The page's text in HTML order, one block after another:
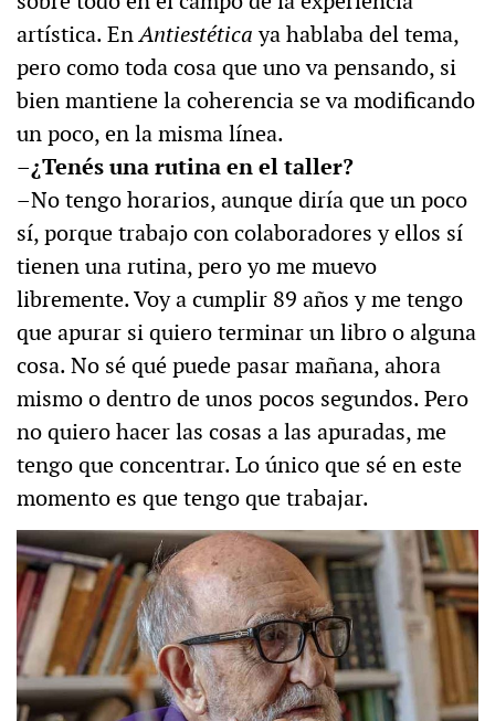
artística. EnAntiestéticaya hablaba del tema,
pero como toda cosa que uno va pensando, si
bien mantiene la coherencia se va modificando
un poco, en la misma línea.
–¿Tenés una rutina en el taller?
–No tengo horarios, aunque diría que un poco
sí, porque trabajo con colaboradores y ellos sí
tienen una rutina, pero yo me muevo
libremente. Voy a cumplir 89 años y me tengo
que apurar si quiero terminar un libro o alguna
cosa. No sé qué puede pasar mañana, ahora
mismo o dentro de unos pocos segundos. Pero
no quiero hacer las cosas a las apuradas, me
tengo que concentrar. Lo único que sé en este
momento es que tengo que trabajar.